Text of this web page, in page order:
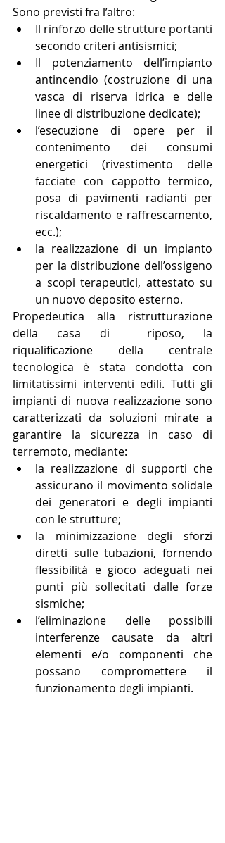
Sono previsti fra l’altro:
Il rinforzo delle strutture portanti
secondo criteri antisismici;
Il potenziamento dell’impianto
antincendio (costruzione di una
vasca di riserva idrica e delle
linee di distribuzione dedicate);
l’esecuzione di opere per il
contenimento dei consumi
energetici (rivestimento delle
facciate con cappotto termico,
posa di pavimenti radianti per
riscaldamento e raffrescamento,
ecc.);
la realizzazione di un impianto
per la distribuzione dell’ossigeno
a scopi terapeutici, attestato su
un nuovo deposito esterno.
Propedeutica alla ristrutturazione
della casa di  riposo, la
riqualificazione della centrale
tecnologica è stata condotta con
limitatissimi interventi edili. Tutti gli
impianti di nuova realizzazione sono
caratterizzati da soluzioni mirate a
garantire la sicurezza in caso di
terremoto, mediante:
la realizzazione di supporti che
assicurano il movimento solidale
dei generatori e degli impianti
con le strutture;
la minimizzazione degli sforzi
diretti sulle tubazioni, fornendo
flessibilità e gioco adeguati nei
punti più sollecitati dalle forze
sismiche;
l’eliminazione delle possibili
interferenze causate da altri
elementi e/o componenti che
possano compromettere il
funzionamento degli impianti.